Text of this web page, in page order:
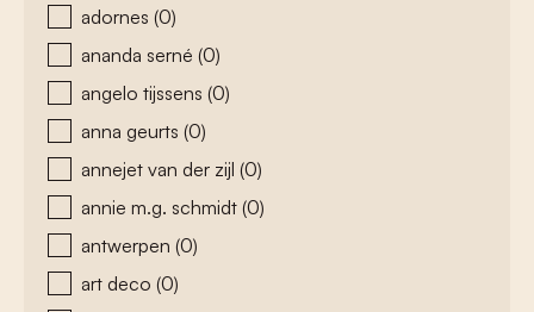
adornes (0)
ananda serné (0)
angelo tijssens (0)
anna geurts (0)
annejet van der zijl (0)
annie m.g. schmidt (0)
antwerpen (0)
art deco (0)